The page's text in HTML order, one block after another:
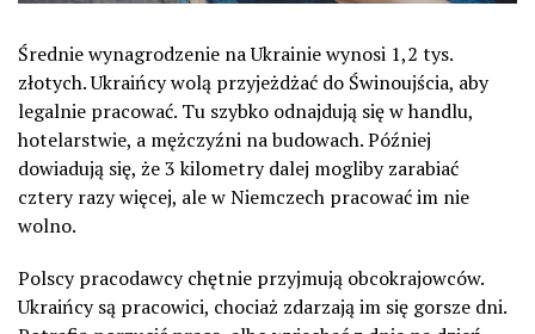
Średnie wynagrodzenie na Ukrainie wynosi 1,2 tys.
złotych. Ukraińcy wolą przyjeżdżać do Świnoujścia, aby
legalnie pracować. Tu szybko odnajdują się w handlu,
hotelarstwie, a mężczyźni na budowach. Później
dowiadują się, że 3 kilometry dalej mogliby zarabiać
cztery razy więcej, ale w Niemczech pracować im nie
wolno.
Polscy pracodawcy chętnie przyjmują obcokrajowców.
Ukraińcy są pracowici, chociaż zdarzają im się gorsze dni.